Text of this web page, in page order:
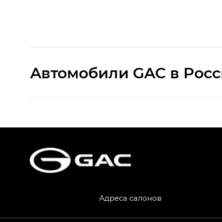
Aвтомобили GAC в
HYPTEC HT — Хайптек Эйч Ти (HYPTEC
Адреса салонов